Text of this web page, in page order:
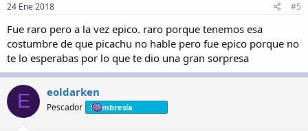
24 Ene 2018 #5
Fue raro pero a la vez epico. raro porque tenemos esa
costumbre de que picachu no hable pero fue epico porque no
te lo esperabas por lo que te dio una gran sorpresa
E eoldarken
Pescador Membresía